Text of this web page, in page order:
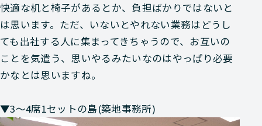
快適な机と椅子があるとか、負担ばかりではないと
は思います。ただ、いないとやれない業務はどうし
ても出社する人に集まってきちゃうので、お互いの
ことを気遣う、思いやるみたいなのはやっぱり必要
かなとは思いますね。
▼3～4席1セットの島(築地事務所)